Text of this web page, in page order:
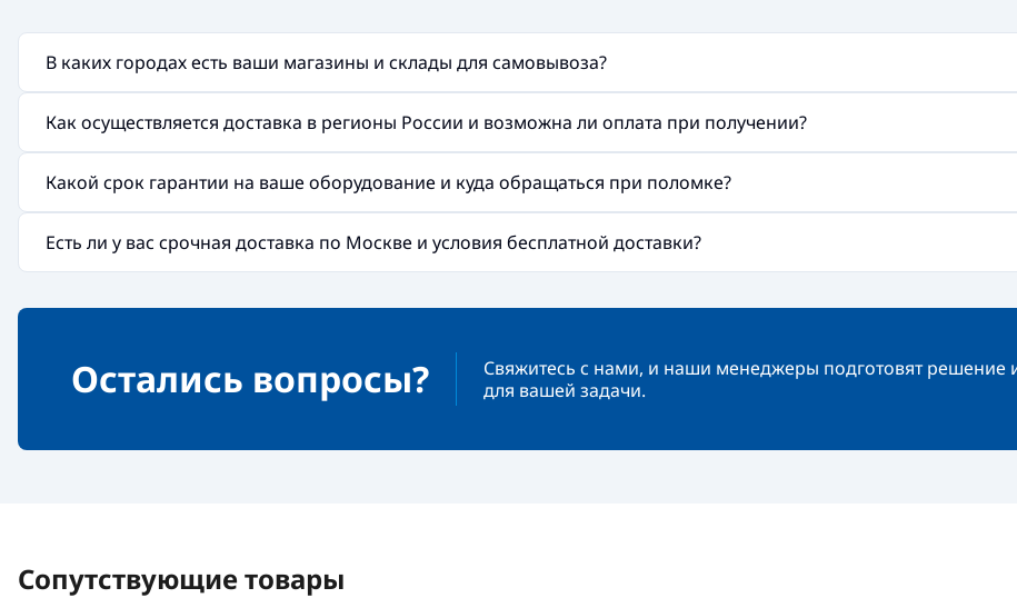
В каких городах есть ваши магазины и склады для самовывоза?
Как осуществляется доставка в регионы России и возможна ли оплата при получении?
Какой срок гарантии на ваше оборудование и куда обращаться при поломке?
Есть ли у вас срочная доставка по Москве и условия бесплатной доставки?
Остались вопросы?
Свяжитесь с нами, и наши менеджеры подготовят решение
для вашей задачи.
Сопутствующие товары